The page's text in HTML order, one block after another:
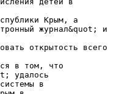
Крым, а
журнал&quot; и
открытость всего
в том, что
удалось
в